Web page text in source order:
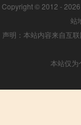
Copyright © 2012 - 2026
站
声明：本站内容来自互
本站仅为